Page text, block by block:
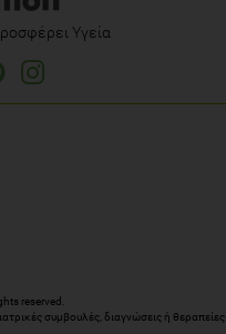
Υγεία
reserved.
συμβουλές, διαγνώσεις ή θεραπείες.